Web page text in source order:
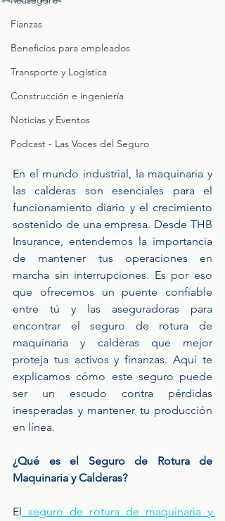
Fianzas
Beneficios para empleados
Transporte y Logística
Construcción e ingeniería
Noticias y Eventos
Podcast - Las Voces del Seguro
En el mundo industrial, la maquinaria y
las calderas son esenciales para el
funcionamiento diario y el crecimiento
sostenido de una empresa. Desde THB
Insurance, entendemos la importancia
de mantener tus operaciones en
marcha sin interrupciones. Es por eso
que ofrecemos un puente confiable
entre tú y las aseguradoras para
encontrar el seguro de rotura de
maquinaria y calderas que mejor
proteja tus activos y finanzas. Aquí te
explicamos cómo este seguro puede
ser un escudo contra pérdidas
inesperadas y mantener tu producción
en línea.
¿Qué es el Seguro de Rotura de
Maquinaria y Calderas?
El
seguro de rotura de maquinaria y